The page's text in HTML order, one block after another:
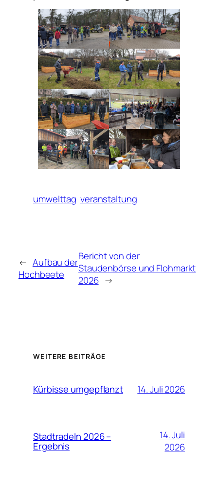
umwelttag veranstaltung
← Aufbau der
Hochbeete
Bericht von der
Staudenbörse und Flohmarkt
2026 →
WEITERE BEITRÄGE
Kürbisse umgepflanzt 14. Juli 2026
Stadtradeln 2026 –
Ergebnis
14. Juli
2026